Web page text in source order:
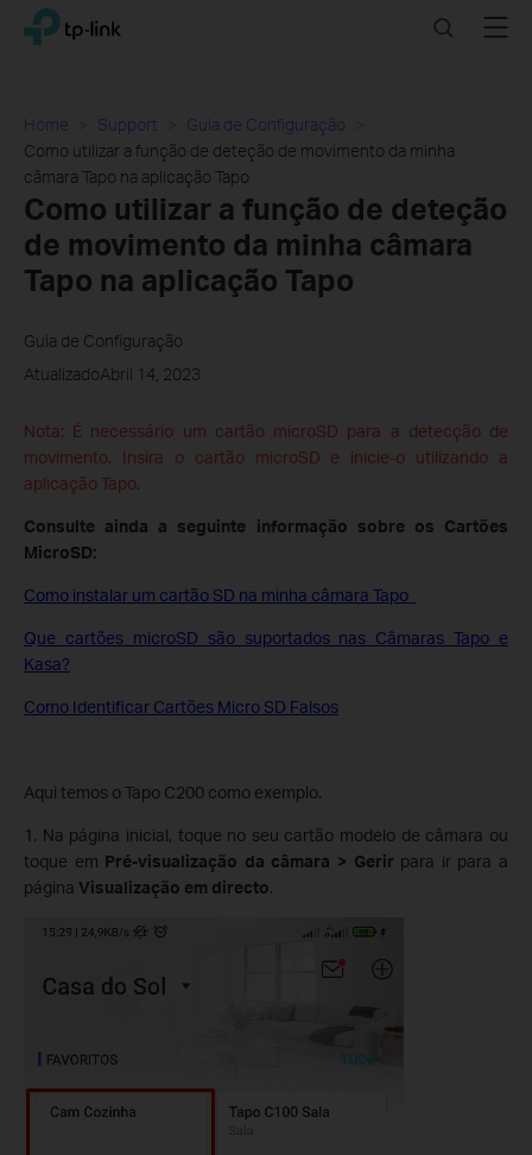
Click
navigation
TP-Link, Reliably Smart SearchMenu
Home Support
Guia de Configuração
Como utilizar a função de deteção de movimento da minha
câmara Tapo na aplicação Tapo
Como utilizar a função de deteção
de movimento da minha câmara
Tapo na aplicação Tapo
Guia de Configuração
AtualizadoAbril 14, 2023
Nota: É necessário um cartão microSD para a detecção de
movimento. Insira o cartão microSD e inicie-o utilizando a
aplicação Tapo.
Consulte ainda a seguinte informação sobre os Cartões
MicroSD:
Como instalar um cartão SD na minha câmara Tapo
Que cartões microSD são suportados nas Câmaras Tapo e
Kasa?
Como Identificar Cartões Micro SD Falsos
Aqui temos o Tapo C200 como exemplo.
1. Na página inicial, toque no seu cartão modelo de câmara ou
toque em Pré-visualização da câmara > Gerir para ir para a
página Visualização em directo.